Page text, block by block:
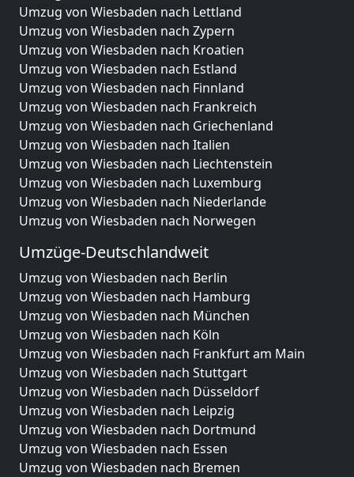
Umzug von Wiesbaden nach Lettland
Umzug von Wiesbaden nach Zypern
Umzug von Wiesbaden nach Kroatien
Umzug von Wiesbaden nach Estland
Umzug von Wiesbaden nach Finnland
Umzug von Wiesbaden nach Frankreich
Umzug von Wiesbaden nach Griechenland
Umzug von Wiesbaden nach Italien
Umzug von Wiesbaden nach Liechtenstein
Umzug von Wiesbaden nach Luxemburg
Umzug von Wiesbaden nach Niederlande
Umzug von Wiesbaden nach Norwegen
Umzüge-Deutschlandweit
Umzug von Wiesbaden nach Berlin
Umzug von Wiesbaden nach Hamburg
Umzug von Wiesbaden nach München
Umzug von Wiesbaden nach Köln
Umzug von Wiesbaden nach Frankfurt am Main
Umzug von Wiesbaden nach Stuttgart
Umzug von Wiesbaden nach Düsseldorf
Umzug von Wiesbaden nach Leipzig
Umzug von Wiesbaden nach Dortmund
Umzug von Wiesbaden nach Essen
Umzug von Wiesbaden nach Bremen